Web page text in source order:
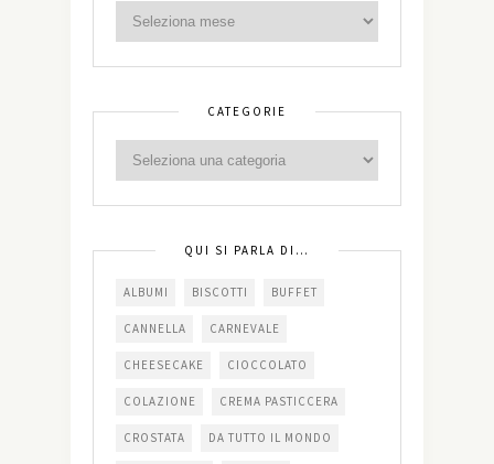
CATEGORIE
QUI SI PARLA DI…
ALBUMI BISCOTTI BUFFET
CANNELLA CARNEVALE
CHEESECAKE CIOCCOLATO
COLAZIONE CREMA PASTICCERA
CROSTATA DA TUTTO IL MONDO